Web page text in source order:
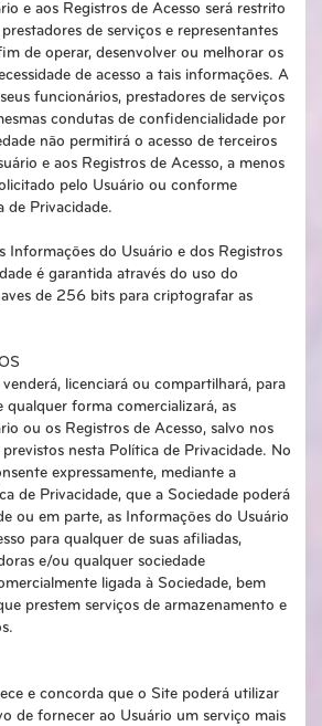
e aos Registros de Acesso será restrito
de serviços e representantes
de operar, desenvolver ou melhorar os
de acesso a tais informações. A
funcionários, prestadores de serviços
condutas de confidencialidade por
não permitirá o acesso de terceiros
e aos Registros de Acesso, a menos
pelo Usuário ou conforme
de Privacidade.
Informações do Usuário e dos Registros
é garantida através do uso do
de 256 bits para criptografar as
licenciará ou compartilhará, para
qualquer forma comercializará, as
ou os Registros de Acesso, salvo nos
nesta Política de Privacidade. No
expressamente, mediante a
de Privacidade, que a Sociedade poderá
ou em parte, as Informações do Usuário
para qualquer de suas afiliadas,
e/ou qualquer sociedade
ligada à Sociedade, bem
prestem serviços de armazenamento e
e concorda que o Site poderá utilizar
de fornecer ao Usuário um serviço mais